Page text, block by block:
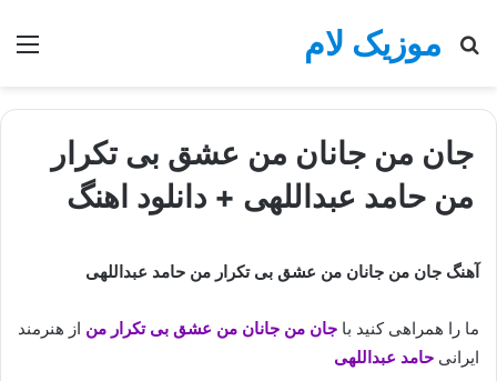
موزیک لام
جستجو
جان من جانان من عشق بی تکرار
من حامد عبداللهی + دانلود اهنگ
آهنگ جان من جانان من عشق بی تکرار من حامد عبداللهی
ما را همراهی کنید با جان من جانان من عشق بی تکرار من از هنرمند
ایرانی حامد عبداللهی